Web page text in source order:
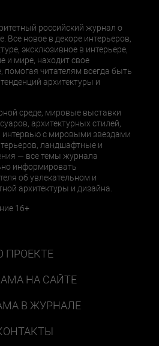
российский журнал о
Все новое в декоре интерьеров,
эксклюзивное в интерьере,
и мире, находит свое
помогая читателям всегда быть
архитектуры и
среде, мировые выставки
архитектурных стилей,
интервью с мировыми звездами
ландшафтные и
— все темы журнала
информировать
об увлекательном и
архитектуры и дизайна.
16+
ПРОЕКТЕ
НА САЙТЕ
В ЖУРНАЛЕ